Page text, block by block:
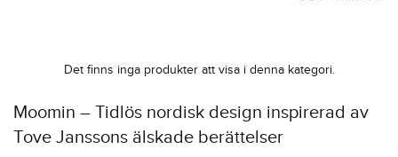
Det finns inga produkter att visa i denna kategori.
Moomin – Tidlös nordisk design inspirerad av
Tove Janssons älskade berättelser